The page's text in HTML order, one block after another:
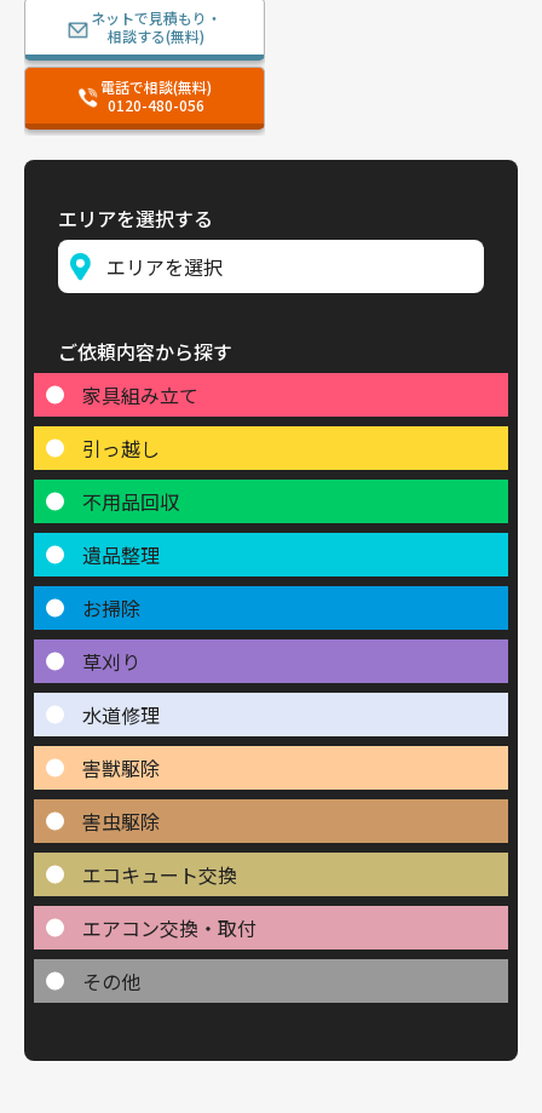
ネットで見積もり・
相談する(無料)
電話で相談(無料)
0120-480-056
エリアを選択する
ご依頼内容から探す
家具組み立て
引っ越し
不用品回収
遺品整理
お掃除
草刈り
水道修理
害獣駆除
害虫駆除
エコキュート交換
エアコン交換・取付
その他